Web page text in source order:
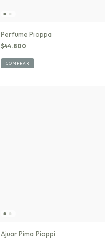
Perfume Pioppa
$44.800
COMPRAR
Ajuar Pima Pioppi